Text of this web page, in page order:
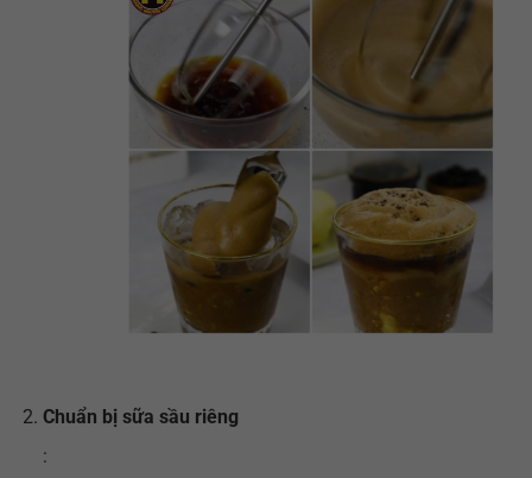
Chuẩn bị sữa sầu riêng
: